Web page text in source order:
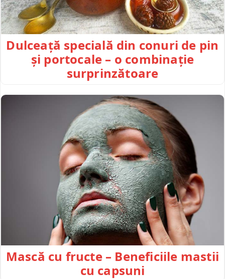
Dulceață specială din conuri de pin
și portocale – o combinație
surprinzătoare
Mască cu fructe – Beneficiile mastii
cu capsuni